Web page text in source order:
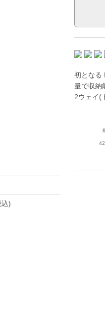
初となる
量で収納
2ウェイ(